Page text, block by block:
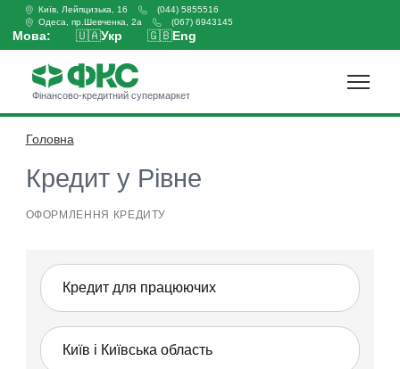
Київ, Лейпцизька, 16
(044) 5855516
Одеса, пр.Шевченка, 2а
(067) 6943145
Мова: 🇺🇦Укр 🇬🇧Eng
Фінансово-кредитний супермаркет
Головна
Кредит у Рівне
ОФОРМЛЕННЯ КРЕДИТУ